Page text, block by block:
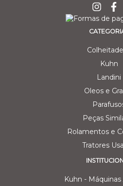
Kuhn
Landini
Oleos e
Peças
Rolamentos e
Tratores
Kuhn -